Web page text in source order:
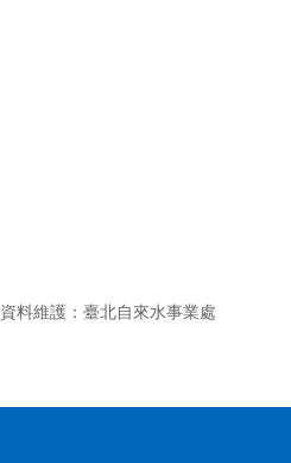
資料維護：臺北自來水事業處